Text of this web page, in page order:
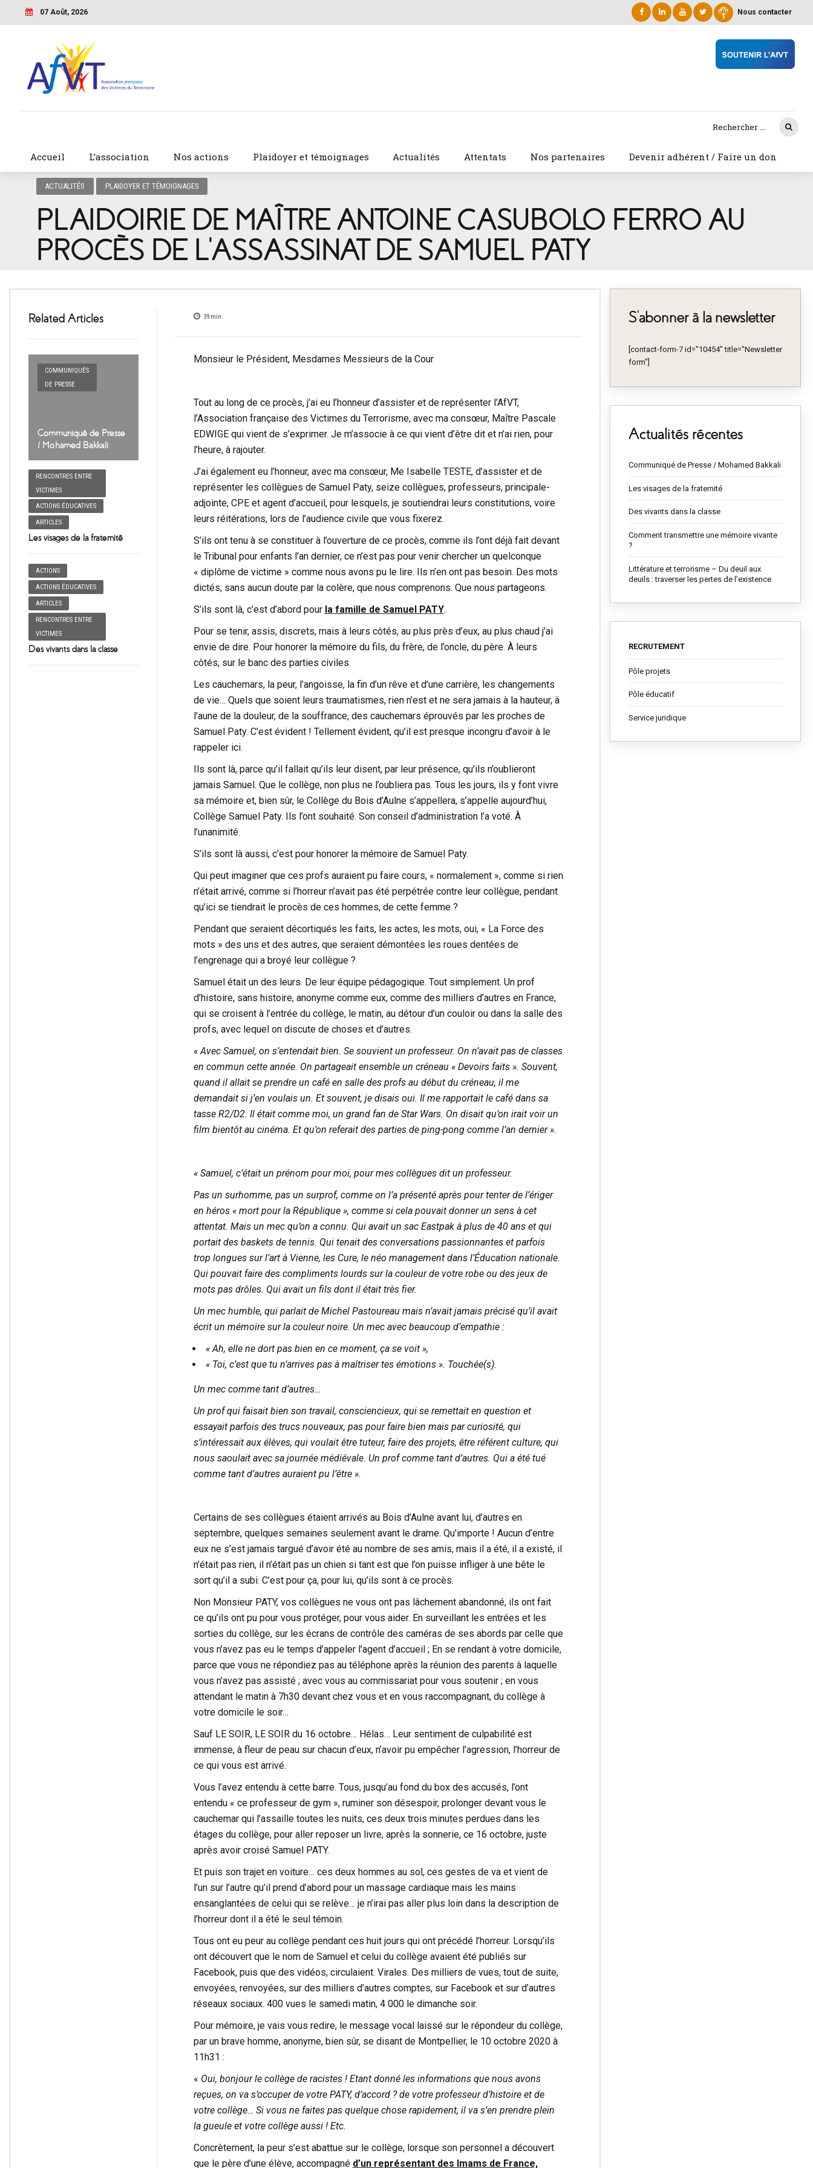
07 Août, 2026 Nous contacter
Accueil L’association Nos actions Plaidoyer et témoignages Actualités Attentats Nos partenaires Devenir adhérent / Faire un don
ACTUALITÉS PLAIDOYER ET TÉMOIGNAGES
PLAIDOIRIE DE MAÎTRE ANTOINE CASUBOLO FERRO AU
PROCÈS DE L’ASSASSINAT DE SAMUEL PATY
Related Articles
COMMUNIQUÉS
DE PRESSE
Communiqué de Presse
/ Mohamed Bakkali
RENCONTRES ENTRE
VICTIMES
ACTIONS ÉDUCATIVES
ARTICLES
Les visages de la fraternité
ACTIONS
ACTIONS ÉDUCATIVES
ARTICLES
RENCONTRES ENTRE
VICTIMES
Des vivants dans la classe
39 min
Monsieur le Président, Mesdames Messieurs de la Cour
Tout au long de ce procès, j’ai eu l’honneur d’assister et de représenter l’AfVT,
l’Association française des Victimes du Terrorisme, avec ma consœur, Maître Pascale
EDWIGE qui vient de s’exprimer. Je m’associe à ce qui vient d’être dit et n’ai rien, pour
l’heure, à rajouter.
J’ai également eu l’honneur, avec ma consœur, Me Isabelle TESTE, d’assister et de
représenter les collègues de Samuel Paty, seize collègues, professeurs, principale-
adjointe, CPE et agent d’accueil, pour lesquels, je soutiendrai leurs constitutions, voire
leurs réitérations, lors de l’audience civile que vous fixerez.
S’ils ont tenu à se constituer à l’ouverture de ce procès, comme ils l’ont déjà fait devant
le Tribunal pour enfants l’an dernier, ce n’est pas pour venir chercher un quelconque
« diplôme de victime » comme nous avons pu le lire. Ils n’en ont pas besoin. Des mots
dictés, sans aucun doute par la colère, que nous comprenons. Que nous partageons.
S’ils sont là, c’est d’abord pour la famille de Samuel PATY.
Pour se tenir, assis, discrets, mais à leurs côtés, au plus près d’eux, au plus chaud j’ai
envie de dire. Pour honorer la mémoire du fils, du frère, de l’oncle, du père. À leurs
côtés, sur le banc des parties civiles.
Les cauchemars, la peur, l’angoisse, la fin d’un rêve et d’une carrière, les changements
de vie… Quels que soient leurs traumatismes, rien n’est et ne sera jamais à la hauteur, à
l’aune de la douleur, de la souffrance, des cauchemars éprouvés par les proches de
Samuel Paty. C’est évident ! Tellement évident, qu’il est presque incongru d’avoir à le
rappeler ici.
Ils sont là, parce qu’il fallait qu’ils leur disent, par leur présence, qu’ils n’oublieront
jamais Samuel. Que le collège, non plus ne l’oubliera pas. Tous les jours, ils y font vivre
sa mémoire et, bien sûr, le Collège du Bois d’Aulne s’appellera, s’appelle aujourd’hui,
Collège Samuel Paty. Ils l’ont souhaité. Son conseil d’administration l’a voté. À
l’unanimité.
S’ils sont là aussi, c’est pour honorer la mémoire de Samuel Paty.
Qui peut imaginer que ces profs auraient pu faire cours, « normalement », comme si rien
n’était arrivé, comme si l’horreur n’avait pas été perpétrée contre leur collègue, pendant
qu’ici se tiendrait le procès de ces hommes, de cette femme ?
Pendant que seraient décortiqués les faits, les actes, les mots, oui, « La Force des
mots » des uns et des autres, que seraient démontées les roues dentées de
l’engrenage qui a broyé leur collègue ?
Samuel était un des leurs. De leur équipe pédagogique. Tout simplement. Un prof
d’histoire, sans histoire, anonyme comme eux, comme des milliers d’autres en France,
qui se croisent à l’entrée du collège, le matin, au détour d’un couloir ou dans la salle des
profs, avec lequel on discute de choses et d’autres.
« Avec Samuel, on s’entendait bien. Se souvient un professeur. On n’avait pas de classes
en commun cette année. On partageait ensemble un créneau « Devoirs faits ». Souvent,
quand il allait se prendre un café en salle des profs au début du créneau, il me
demandait si j’en voulais un. Et souvent, je disais oui. Il me rapportait le café dans sa
tasse R2/D2. Il était comme moi, un grand fan de Star Wars. On disait qu’on irait voir un
film bientôt au cinéma. Et qu’on referait des parties de ping-pong comme l’an dernier ».
« Samuel, c’était un prénom pour moi, pour mes collègues dit un professeur.
Pas un surhomme, pas un surprof, comme on l’a présenté après pour tenter de l’ériger
en héros « mort pour la République », comme si cela pouvait donner un sens à cet
attentat. Mais un mec qu’on a connu. Qui avait un sac Eastpak à plus de 40 ans et qui
portait des baskets de tennis. Qui tenait des conversations passionnantes et parfois
trop longues sur l’art à Vienne, les Cure, le néo management dans l’Éducation nationale.
Qui pouvait faire des compliments lourds sur la couleur de votre robe ou des jeux de
mots pas drôles. Qui avait un fils dont il était très fier.
Un mec humble, qui parlait de Michel Pastoureau mais n’avait jamais précisé qu’il avait
écrit un mémoire sur la couleur noire. Un mec avec beaucoup d’empathie :
« Ah, elle ne dort pas bien en ce moment, ça se voit »,
« Toi, c’est que tu n’arrives pas à maîtriser tes émotions ». Touchée(s).
Un mec comme tant d’autres…
Un prof qui faisait bien son travail, consciencieux, qui se remettait en question et
essayait parfois des trucs nouveaux, pas pour faire bien mais par curiosité, qui
s’intéressait aux élèves, qui voulait être tuteur, faire des projets, être référent culture, qui
nous saoulait avec sa journée médiévale. Un prof comme tant d’autres. Qui a été tué
comme tant d’autres auraient pu l’être ».
Certains de ses collègues étaient arrivés au Bois d’Aulne avant lui, d’autres en
septembre, quelques semaines seulement avant le drame. Qu’importe ! Aucun d’entre
eux ne s’est jamais targué d’avoir été au nombre de ses amis, mais il a été, il a existé, il
n’était pas rien, il n’était pas un chien si tant est que l’on puisse infliger à une bête le
sort qu’il a subi. C’est pour ça, pour lui, qu’ils sont à ce procès.
Non Monsieur PATY, vos collègues ne vous ont pas lâchement abandonné, ils ont fait
ce qu’ils ont pu pour vous protéger, pour vous aider. En surveillant les entrées et les
sorties du collège, sur les écrans de contrôle des caméras de ses abords par celle que
vous n’avez pas eu le temps d’appeler l’agent d’accueil ; En se rendant à votre domicile,
parce que vous ne répondiez pas au téléphone après la réunion des parents à laquelle
vous n’avez pas assisté ; avec vous au commissariat pour vous soutenir ; en vous
attendant le matin à 7h30 devant chez vous et en vous raccompagnant, du collège à
votre domicile le soir…
Sauf LE SOIR, LE SOIR du 16 octobre… Hélas… Leur sentiment de culpabilité est
immense, à fleur de peau sur chacun d’eux, n’avoir pu empêcher l’agression, l’horreur de
ce qui vous est arrivé.
Vous l’avez entendu à cette barre. Tous, jusqu’au fond du box des accusés, l’ont
entendu « ce professeur de gym », ruminer son désespoir, prolonger devant vous le
cauchemar qui l’assaille toutes les nuits, ces deux trois minutes perdues dans les
étages du collège, pour aller reposer un livre, après la sonnerie, ce 16 octobre, juste
après avoir croisé Samuel PATY.
Et puis son trajet en voiture… ces deux hommes au sol, ces gestes de va et vient de
l’un sur l’autre qu’il prend d’abord pour un massage cardiaque mais les mains
ensanglantées de celui qui se relève… je n’irai pas aller plus loin dans la description de
l’horreur dont il a été le seul témoin.
Tous ont eu peur au collège pendant ces huit jours qui ont précédé l’horreur. Lorsqu’ils
ont découvert que le nom de Samuel et celui du collège avaient été publiés sur
Facebook, puis que des vidéos, circulaient. Virales. Des milliers de vues, tout de suite,
envoyées, renvoyées, sur des milliers d’autres comptes, sur Facebook et sur d’autres
réseaux sociaux. 400 vues le samedi matin, 4 000 le dimanche soir.
Pour mémoire, je vais vous redire, le message vocal laissé sur le répondeur du collège,
par un brave homme, anonyme, bien sûr, se disant de Montpellier, le 10 octobre 2020 à
11h31 :
« Oui, bonjour le collège de racistes ! Etant donné les informations que nous avons
reçues, on va s’occuper de votre PATY, d’accord ? de votre professeur d’histoire et de
votre collège… Si vous ne faites pas quelque chose rapidement, il va s’en prendre plein
la gueule et votre collège aussi ! Etc.
Concrètement, la peur s’est abattue sur le collège, lorsque son personnel a découvert
que le père d’une élève, accompagné d’un représentant des Imams de France,
S’abonner à la newsletter
[contact-form-7 id="10454" title="Newsletter
form"]
Actualités récentes
Communiqué de Presse / Mohamed Bakkali
Les visages de la fraternité
Des vivants dans la classe
Comment transmettre une mémoire vivante
?
Littérature et terrorisme – Du deuil aux
deuils : traverser les pertes de l’existence
RECRUTEMENT
Pôle projets
Pôle éducatif
Service juridique